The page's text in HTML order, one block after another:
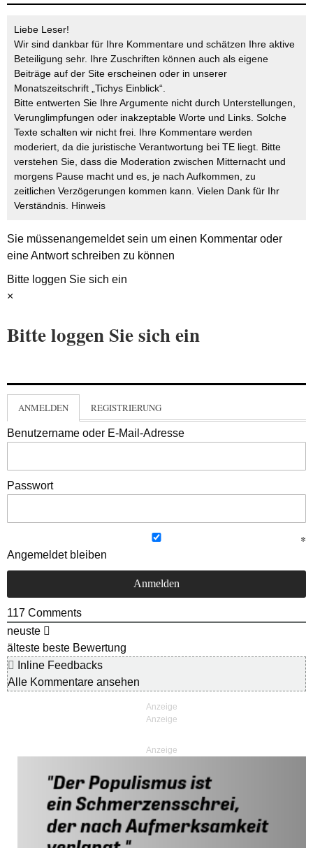
Liebe Leser!
Wir sind dankbar für Ihre Kommentare und schätzen Ihre aktive
Beteiligung sehr. Ihre Zuschriften können auch als eigene
Beiträge auf der Site erscheinen oder in unserer
Monatszeitschrift „Tichys Einblick“.
Bitte entwerten Sie Ihre Argumente nicht durch Unterstellungen,
Verunglimpfungen oder inakzeptable Worte und Links. Solche
Texte schalten wir nicht frei. Ihre Kommentare werden
moderiert, da die juristische Verantwortung bei TE liegt. Bitte
verstehen Sie, dass die Moderation zwischen Mitternacht und
morgens Pause macht und es, je nach Aufkommen, zu
zeitlichen Verzögerungen kommen kann. Vielen Dank für Ihr
Verständnis. Hinweis
Sie müssenangemeldetsein um einen Kommentar oder
eine Antwort schreiben zu können
Bitte loggen Sie sich ein
×
Bitte loggen Sie sich ein
ANMELDEN REGISTRIERUNG
Benutzername oder E-Mail-Adresse
Passwort
Angemeldet bleiben
117 Comments
neuste
älteste beste Bewertung
Inline Feedbacks
Alle Kommentare ansehen
Anzeige